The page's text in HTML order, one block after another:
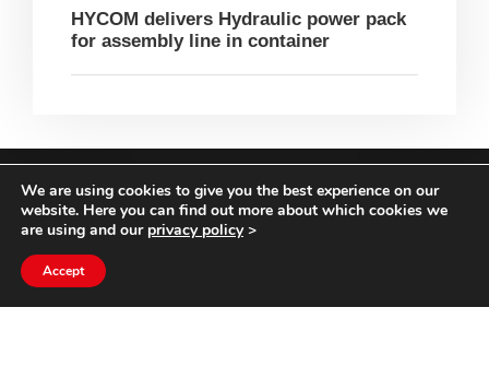
HYCOM delivers Hydraulic power pack
for assembly line in container
COPYRIGHT HYCOM ALL RIGHTS RESERVED |
IMPRINT|TERMS & CONDITIONS
We are using cookies to give you the best experience on our
website. Here you can find out more about which cookies we
are using and our privacy policy>
Accept